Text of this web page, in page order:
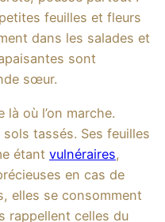
feuilles et fleurs
dans les salades et
sont
sœur.
là où l’on marche.
tassés. Ses feuilles
étant vulnéraires,
en cas de
elles se consomment
rappellent celles du